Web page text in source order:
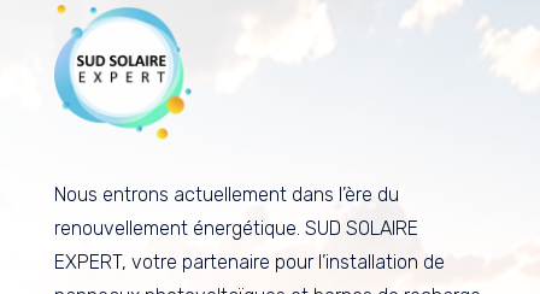
Nous entrons actuellement dans l’ère du
renouvellement énergétique. SUD SOLAIRE
EXPERT, votre partenaire pour l’installation de